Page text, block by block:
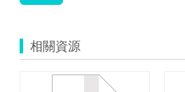
相關資源